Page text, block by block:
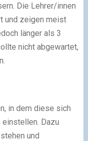
Die Lehrer/innen
und zeigen meist
länger als 3
nicht abgewartet,
in dem diese sich
einstellen. Dazu
und